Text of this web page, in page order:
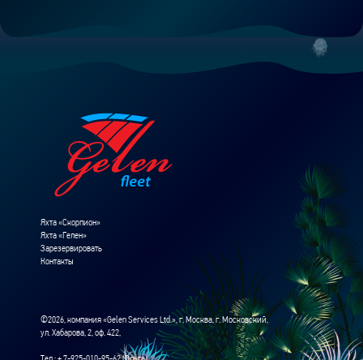
Яхта «Скорпион»
Яхта «Гелен»
Зарезервировать
Контакты
©2026, компания «Gelen Services Ltd.», г. Москва, г. Московский,
ул. Хабарова, 2, оф. 422,